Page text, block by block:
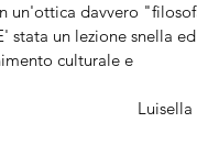
un'ottica davvero
un lezione snella
culturale e
Luisella